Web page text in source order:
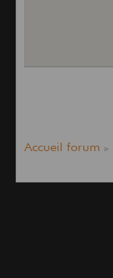
Accueil forum